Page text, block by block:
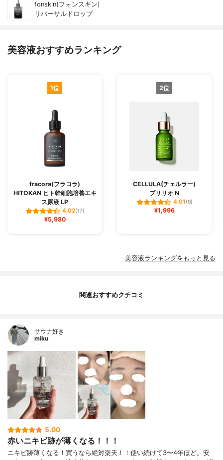
fonskin(フォンスキン)
リバーサルドロップ
美容液おすすめランキング
1位
fracora(フラコラ)
HITOKAN ヒト幹細胞培養エキ
ス原液 LP
4.02(17)
¥5,980
2位
CELLULA(チェルラー)
ブリリオ N
4.01(9)
¥1,996
美容液ランキングをもっと見る
関連おすすめクチコミ
サウナ好き
miku
5.00
赤いニキビ跡が薄くなる！！！
ニキビ跡薄くなる！買うなら絶対楽天！！使い続けて3〜4年ほど。安